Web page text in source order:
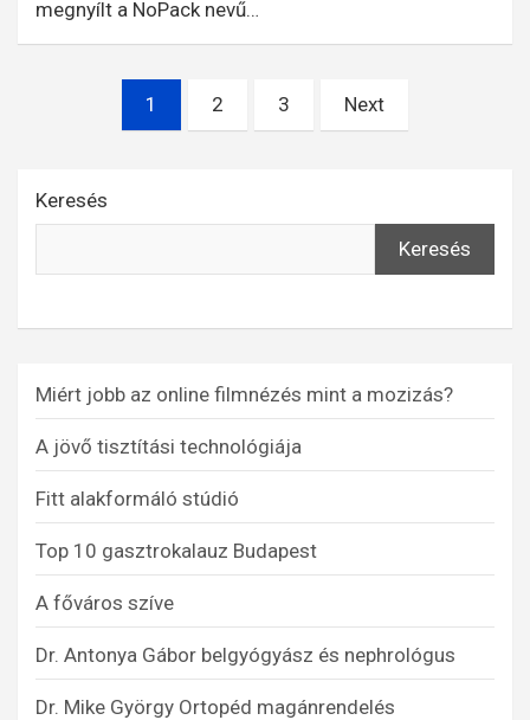
megnyílt a NoPack nevű…
Bejegyzések
1 2 3 Next
Keresés
Keresés
Miért jobb az online filmnézés mint a mozizás?
A jövő tisztítási technológiája
Fitt alakformáló stúdió
Top 10 gasztrokalauz Budapest
A főváros szíve
Dr. Antonya Gábor belgyógyász és nephrológus
Dr. Mike György Ortopéd magánrendelés